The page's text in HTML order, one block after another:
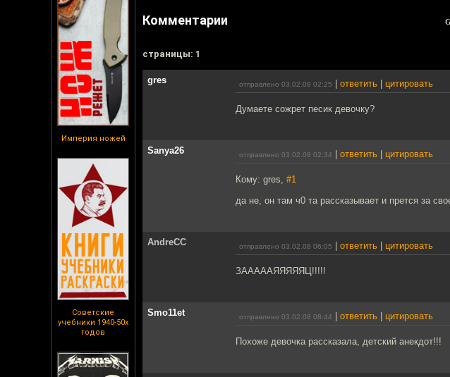
Империя ножей
Советские
учебники 1940-50х
годов
Комментарии
cтраницы: 1
gres отправлено 03.02.08 02:25 ответить цитировать
Думаете сожрет песик девочку?
Sanya26 отправлено 03.02.08 02:34 ответить цитировать
Кому: gres, #1
да не, он там ч0 та рассказывает и прется за
AndreCC отправлено 03.02.08 06:05 ответить цитировать
ЗАААААЯЯЯЯЯЦ!!!!!
Smo11et отправлено 03.02.08 08:44 ответить цитировать
Похоже девочка рассказала, детский анекдот!!!